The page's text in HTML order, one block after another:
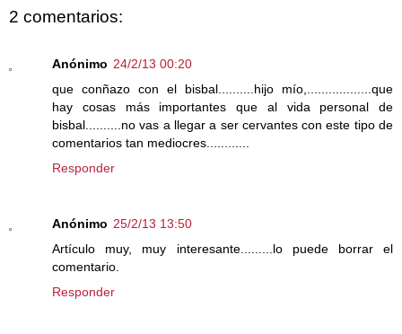
2 comentarios:
Anónimo 24/2/13 00:20
que conñazo con el bisbal..........hijo mío,..................que
hay cosas más importantes que al vida personal de
bisbal..........no vas a llegar a ser cervantes con este tipo de
comentarios tan mediocres............
Responder
Anónimo 25/2/13 13:50
Artículo muy, muy interesante.........lo puede borrar el
comentario.
Responder